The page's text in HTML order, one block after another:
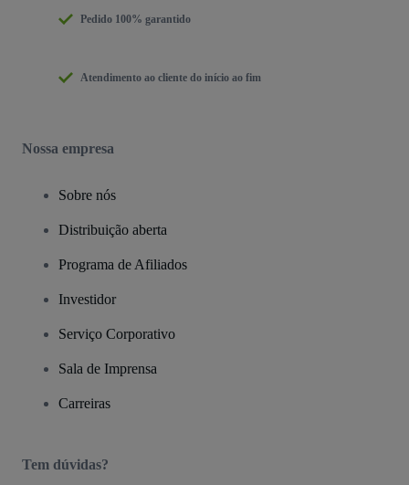
Pedido 100% garantido
Atendimento ao cliente do início ao fim
Nossa empresa
Sobre nós
Distribuição aberta
Programa de Afiliados
Investidor
Serviço Corporativo
Sala de Imprensa
Carreiras
Tem dúvidas?